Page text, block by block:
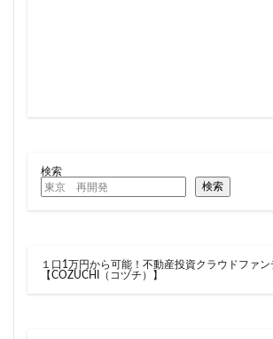
検索
検索
１口1万円から可能！不動産投資クラウドファ
【COZUCHI（コヅチ）】